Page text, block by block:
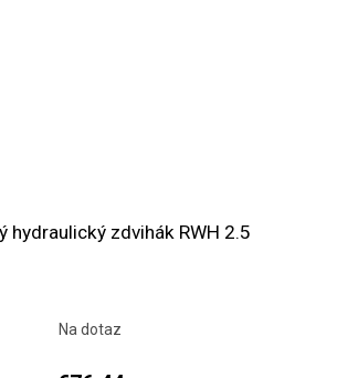
hydraulický zdvihák RWH 2.5
Na dotaz